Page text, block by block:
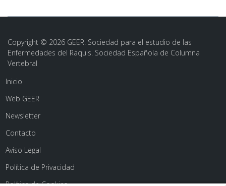
Copyright © 2026 GEER. Sociedad para el estudio de las
Enfermedades del Raquis. Sociedad Española de Columna
Vertebral
Inicio
Web GEER
Newsletter
Contacto
Aviso Legal
Política de Privacidad
Política de Cookies